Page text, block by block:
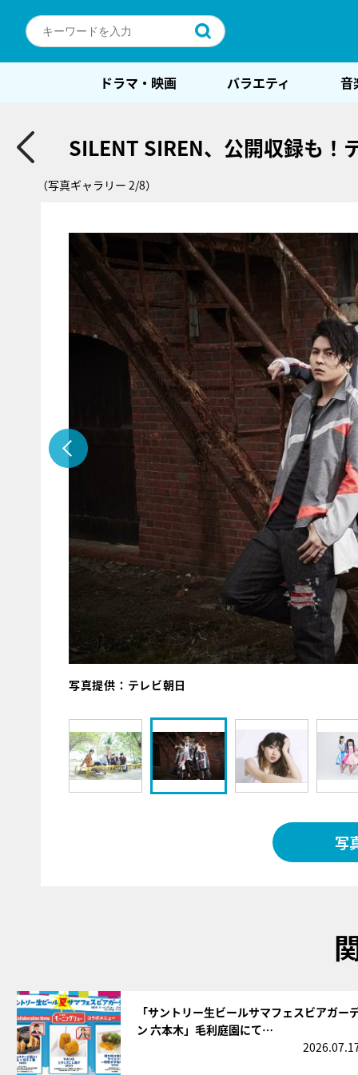
ドラマ・映画 バラエティ 音
SILENT SIREN、公開収録も！
（写真ギャラリー 2/8）
写真提供：テレビ朝日
写
「サントリー生ビールサマフェスビアガー
ン 六本木」毛利庭園にて…